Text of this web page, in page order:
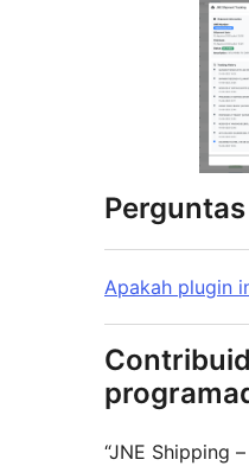
Apakah plugin
“JNE Shipping